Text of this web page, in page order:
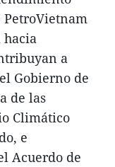
a
Gobierno de
de las
Climático
e
Acuerdo de